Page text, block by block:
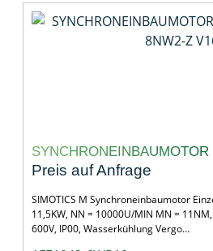
SYNCHRONEINBAUMOTOR
Preis auf Anfrage
SIMOTICS M Synchroneinbaumotor
11,5KW, NN = 10000U/MIN MN =
600V, IP00, Wasserkühlung Vergo…